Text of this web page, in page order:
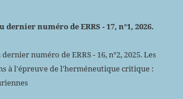
dernier numéro de ERRS - 17, n°1, 2026.
numéro de ERRS - 16, n°2, 2025. Les
à l'épreuve de l'herméneutique critique :